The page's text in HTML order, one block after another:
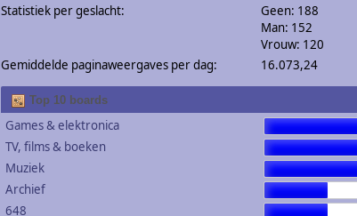
Statistiek per geslacht:
Geen: 188
Man: 152
Vrouw: 120
Gemiddelde paginaweergaves per dag:
16.073,24
Top 10 boards
Games & elektronica
TV, films & boeken
Muziek
Archief
648